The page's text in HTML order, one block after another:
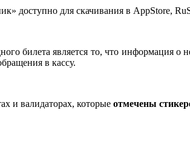
доступно для скачивания в AppStore,
билета является то, что информация
в кассу.
и валидаторах, которые отмечены